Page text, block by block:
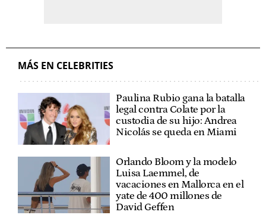
MÁS EN CELEBRITIES
Paulina Rubio gana la batalla
legal contra Colate por la
custodia de su hijo: Andrea
Nicolás se queda en Miami
Orlando Bloom y la modelo
Luisa Laemmel, de
vacaciones en Mallorca en el
yate de 400 millones de
David Geffen